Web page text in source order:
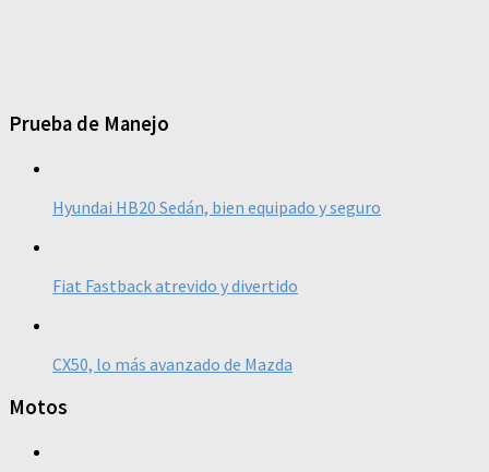
Prueba de Manejo
Hyundai HB20 Sedán, bien equipado y seguro
Fiat Fastback atrevido y divertido
CX50, lo más avanzado de Mazda
Motos